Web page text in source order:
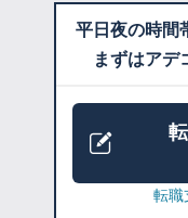
平日夜の時間
まずはアデ
転職